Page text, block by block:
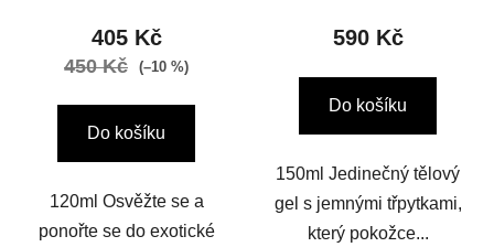
405 Kč
450 Kč (–10 %)
Do košíku
120ml Osvěžte se a
ponořte se do exotické
590 Kč
Do košíku
150ml Jedinečný tělový
gel s jemnými třpytkami,
který pokožce...